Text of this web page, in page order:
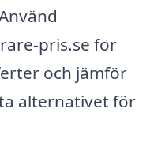
pris.se för
och jämför
alternativet för